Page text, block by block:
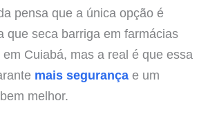
pensa que a única opção é
que seca barriga em farmácias
Cuiabá, mas a real é que essa
mais segurança e um
melhor.